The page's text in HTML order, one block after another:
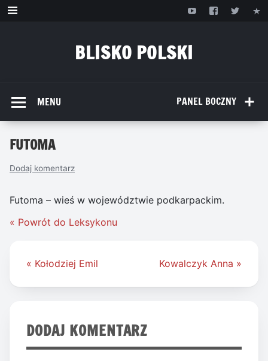
Przejdź
BLISKO POLSKI
PANEL BOCZNY
MENU
FUTOMA
Dodaj komentarz
Futoma – wieś w województwie podkarpackim.
« Powrót do Leksykonu
Nawigacja
« Kołodziej Emil Kowalczyk Anna »
DODAJ KOMENTARZ